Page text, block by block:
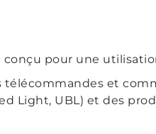
pour une
télécommandes et
Light, UBL) et des